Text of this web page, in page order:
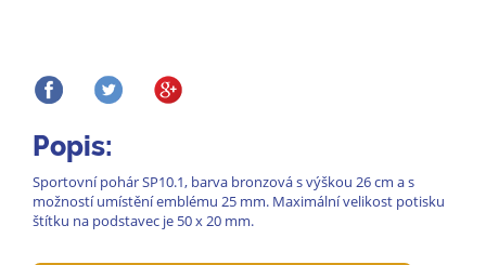
Popis:
Sportovní pohár SP10.1, barva bronzová s výškou 26 cm a s
možností umístění emblému 25 mm. Maximální velikost potisku
štítku na podstavec je 50 x 20 mm.